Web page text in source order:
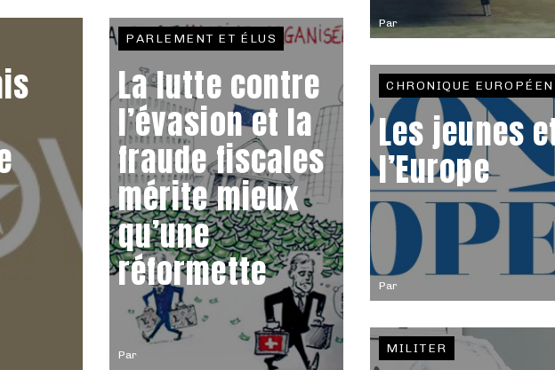
Par
Par
PARLEMENT ET ÉLUS
La lutte contre
l’évasion et la
fraude fiscales
mérite mieux
qu’une
réformette Par
CHRONIQUE
Les jeunes
l’Europe
MILITER